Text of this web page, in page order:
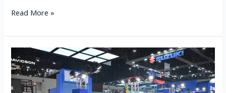
Read More »
PROMOTION
Strom